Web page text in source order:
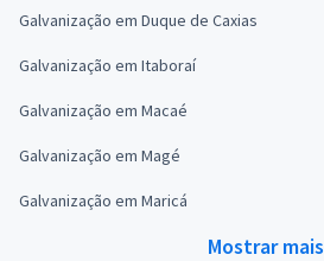
Galvanização em Duque de Caxias
Galvanização em Itaboraí
Galvanização em Macaé
Galvanização em Magé
Galvanização em Maricá
Mostrar mais